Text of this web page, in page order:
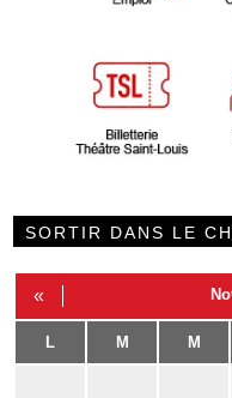
SORTIR DANS LE
«
L M M